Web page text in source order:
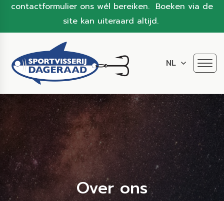
contactformulier ons wél bereiken. Boeken via de
site kan uiteraard altijd.
NL
Over ons